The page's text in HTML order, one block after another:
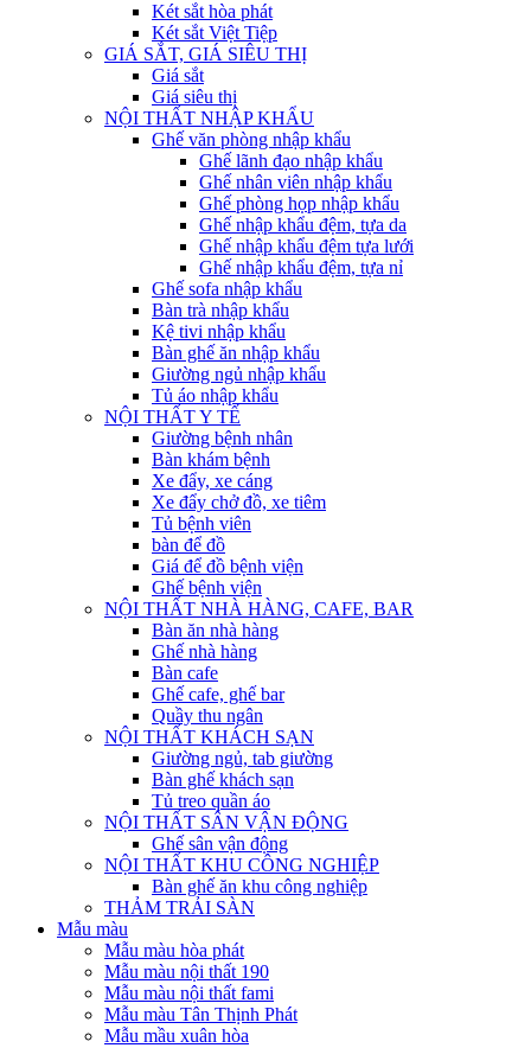
Két sắt hòa phát
Két sắt Việt Tiệp
GIÁ SẮT, GIÁ SIÊU THỊ
Giá sắt
Giá siêu thị
NỘI THẤT NHẬP KHẨU
Ghế văn phòng nhập khẩu
Ghế lãnh đạo nhập khẩu
Ghế nhân viên nhập khẩu
Ghế phòng họp nhập khẩu
Ghế nhập khẩu đệm, tựa da
Ghế nhập khẩu đệm tựa lưới
Ghế nhập khẩu đệm, tựa nỉ
Ghế sofa nhập khẩu
Bàn trà nhập khẩu
Kệ tivi nhập khẩu
Bàn ghế ăn nhập khẩu
Giường ngủ nhập khẩu
Tủ áo nhập khẩu
NỘI THẤT Y TẾ
Giường bệnh nhân
Bàn khám bệnh
Xe đẩy, xe cáng
Xe đẩy chở đồ, xe tiêm
Tủ bệnh viên
bàn để đồ
Giá để đồ bệnh viện
Ghế bệnh viện
NỘI THẤT NHÀ HÀNG, CAFE, BAR
Bàn ăn nhà hàng
Ghế nhà hàng
Bàn cafe
Ghế cafe, ghế bar
Quầy thu ngân
NỘI THẤT KHÁCH SẠN
Giường ngủ, tab giường
Bàn ghế khách sạn
Tủ treo quần áo
NỘI THẤT SÂN VẬN ĐỘNG
Ghế sân vận động
NỘI THẤT KHU CÔNG NGHIỆP
Bàn ghế ăn khu công nghiệp
THẢM TRẢI SÀN
Mẫu màu
Mẫu màu hòa phát
Mẫu màu nội thất 190
Mẫu màu nội thất fami
Mẫu màu Tân Thịnh Phát
Mẫu mầu xuân hòa